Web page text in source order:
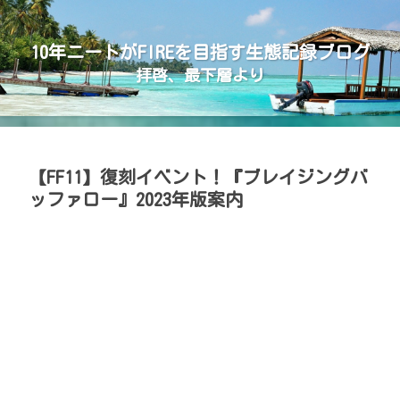
10年ニートがFIREを目指す生態記録ブログ
拝啓、最下層より
【FF11】復刻イベント！『ブレイジングバ
ッファロー』2023年版案内